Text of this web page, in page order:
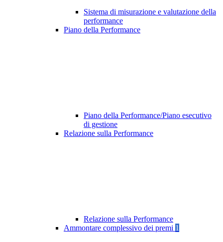
Sistema di misurazione e valutazione della
performance
Piano della Performance
Piano della Performance/Piano esecutivo
di gestione
Relazione sulla Performance
Relazione sulla Performance
Ammontare complessivo dei premi 1